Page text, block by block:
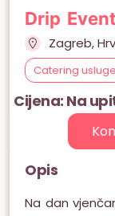
Drip
Zagreb,
Catering usluge
Cijena: Na
Opis
Na dan